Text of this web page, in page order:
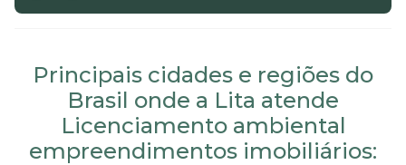
Principais cidades e regiões do
Brasil onde a Lita atende
Licenciamento ambiental
empreendimentos imobiliários: